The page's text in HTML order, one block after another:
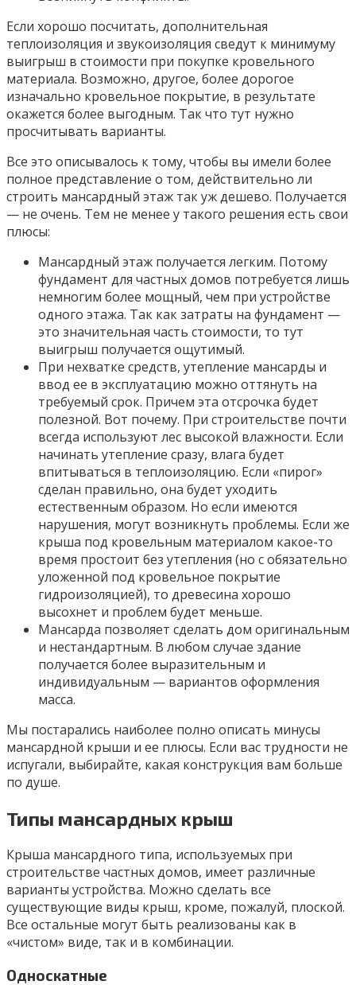
Если хорошо посчитать, дополнительная
теплоизоляция и звукоизоляция сведут к минимуму
выигрыш в стоимости при покупке кровельного
материала. Возможно, другое, более дорогое
изначально кровельное покрытие, в результате
окажется более выгодным. Так что тут нужно
просчитывать варианты.
Все это описывалось к тому, чтобы вы имели более
полное представление о том, действительно ли
строить мансардный этаж так уж дешево. Получается
— не очень. Тем не менее у такого решения есть свои
плюсы:
Мансардный этаж получается легким. Потому
фундамент для частных домов потребуется лишь
немногим более мощный, чем при устройстве
одного этажа. Так как затраты на фундамент —
это значительная часть стоимости, то тут
выигрыш получается ощутимый.
При нехватке средств, утепление мансарды и
ввод ее в эксплуатацию можно оттянуть на
требуемый срок. Причем эта отсрочка будет
полезной. Вот почему. При строительстве почти
всегда используют лес высокой влажности. Если
начинать утепление сразу, влага будет
впитываться в теплоизоляцию. Если «пирог»
сделан правильно, она будет уходить
естественным образом. Но если имеются
нарушения, могут возникнуть проблемы. Если же
крыша под кровельным материалом какое-то
время простоит без утепления (но с обязательно
уложенной под кровельное покрытие
гидроизоляцией), то древесина хорошо
высохнет и проблем будет меньше.
Мансарда позволяет сделать дом оригинальным
и нестандартным. В любом случае здание
получается более выразительным и
индивидуальным — вариантов оформления
масса.
Мы постарались наиболее полно описать минусы
мансардной крыши и ее плюсы. Если вас трудности не
испугали, выбирайте, какая конструкция вам больше
по душе.
Типы мансардных крыш
Крыша мансардного типа, используемых при
строительстве частных домов, имеет различные
варианты устройства. Можно сделать все
существующие виды крыш, кроме, пожалуй, плоской.
Все остальные могут быть реализованы как в
«чистом» виде, так и в комбинации.
Односкатные